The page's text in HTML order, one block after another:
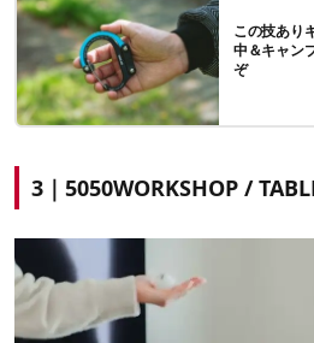
この技あり
中＆キャン
ぞ
3｜5050WORKSHOP /